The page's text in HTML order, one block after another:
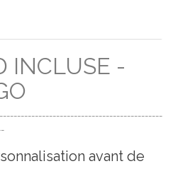
INCLUSE -
avant de